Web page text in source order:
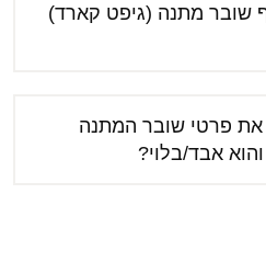
שובר מתנה (גיפט קארד)
את פרטי שובר המתנה
אבד/בלוי?